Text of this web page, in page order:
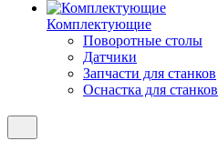
Комплектующие
Поворотные столы
Датчики
Запчасти для станков
Оснастка для станков